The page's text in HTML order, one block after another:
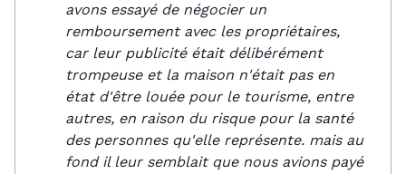
avons essayé de négocier un
remboursement avec les propriétaires,
car leur publicité était délibérément
trompeuse et la maison n'était pas en
état d'être louée pour le tourisme, entre
autres, en raison du risque pour la santé
des personnes qu'elle représente. mais au
fond il leur semblait que nous avions payé